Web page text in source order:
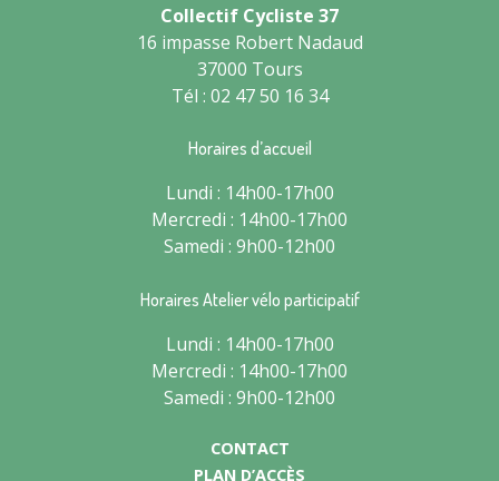
Collectif Cycliste 37
16 impasse Robert Nadaud
37000 Tours
Tél : 02 47 50 16 34
Horaires d’accueil
Lundi : 14h00-17h00
Mercredi : 14h00-17h00
Samedi : 9h00-12h00
Horaires Atelier vélo participatif
Lundi : 14h00-17h00
Mercredi : 14h00-17h00
Samedi : 9h00-12h00
CONTACT
PLAN D’ACCÈS